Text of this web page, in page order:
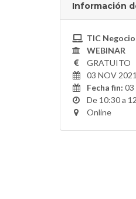
Información
TIC
WEBINAR
GRATUITO
03 NOV 2021
Fecha fin: 03
De 10:30 a
Online